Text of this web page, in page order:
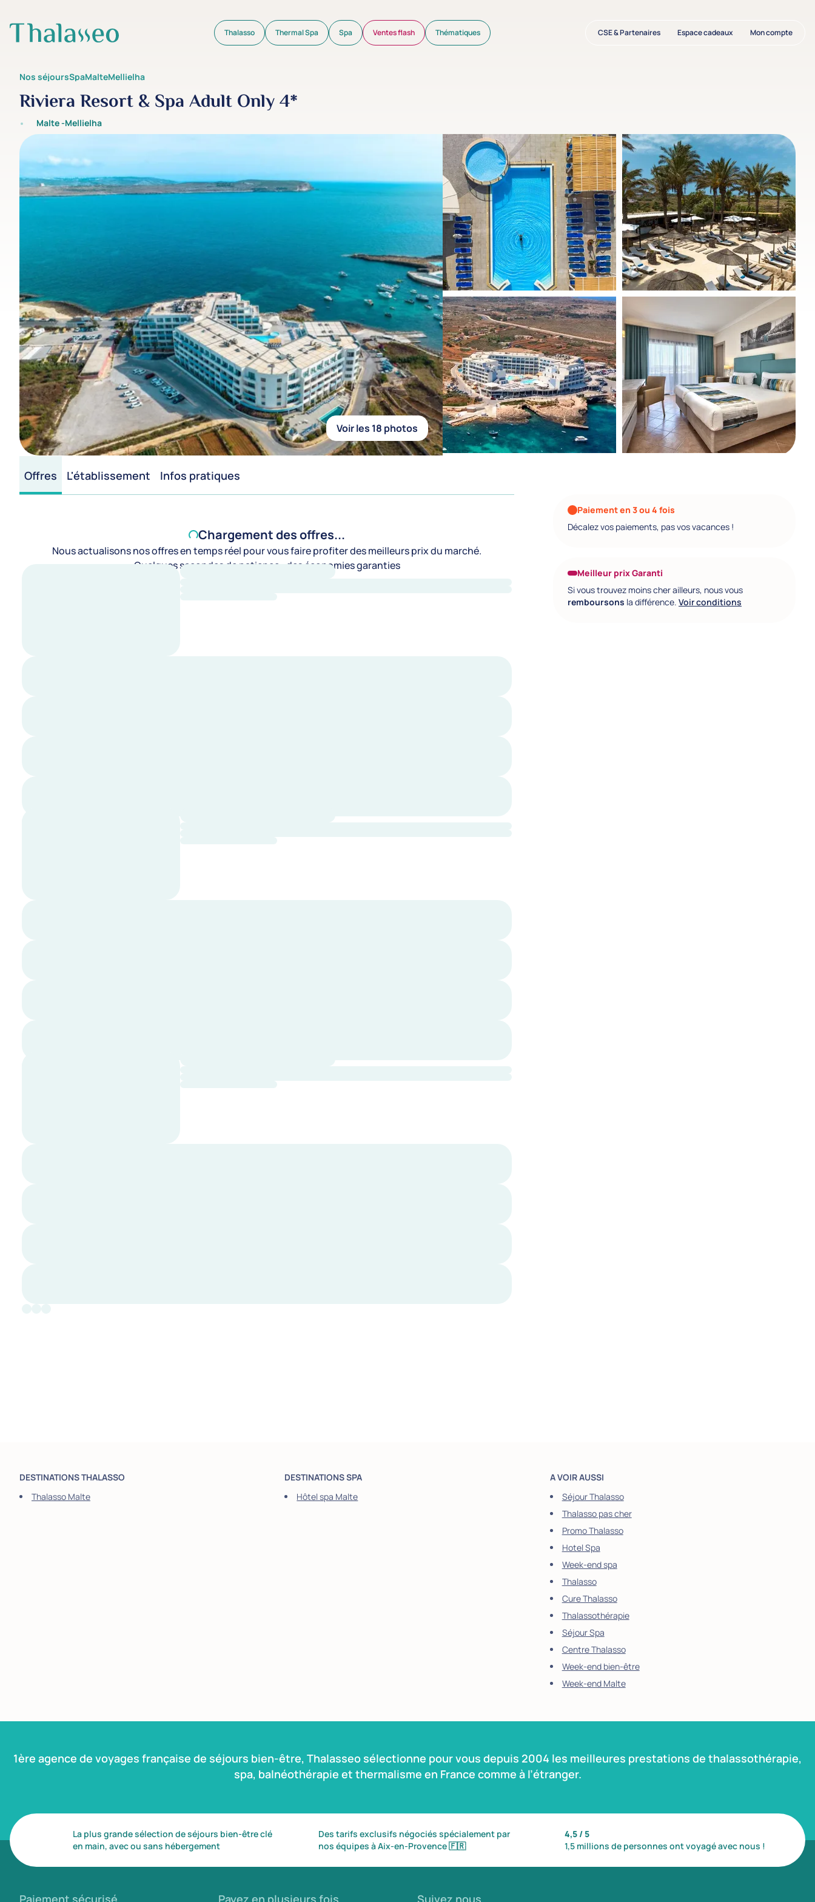
Aller au contenu principal Thalasso Thermal Spa Spa Ventes flash Thématiques CSE & Partenaires Espace cadeaux Mon compte
Nos séjours Spa Malte Mellielha
Riviera Resort & Spa Adult Only 4*
Malte -Mellielha
Voir les 18 photos
Offres L'établissement Infos pratiques
Chargement des offres...
Nous actualisons nos offres en temps réel pour vous faire profiter des meilleurs prix du marché.
Quelques secondes de patience : des économies garanties
Paiement en 3 ou 4 fois
Décalez vos paiements, pas vos vacances !
Meilleur prix Garanti
Si vous trouvez moins cher ailleurs, nous vous
remboursons la différence. Voir conditions
DESTINATIONS THALASSO
Thalasso Malte
DESTINATIONS SPA
Hôtel spa Malte
A VOIR AUSSI
Séjour Thalasso
Thalasso pas cher
Promo Thalasso
Hotel Spa
Week-end spa
Thalasso
Cure Thalasso
Thalassothérapie
Séjour Spa
Centre Thalasso
Week-end bien-être
Week-end Malte
1ère agence de voyages française de séjours bien-être, Thalasseo sélectionne pour vous depuis 2004 les meilleures prestations de thalassothérapie,
spa, balnéothérapie et thermalisme en France comme à l’étranger.
La plus grande sélection de séjours bien-être clé
en main, avec ou sans hébergement
Des tarifs exclusifs négociés spécialement par
nos équipes à Aix-en-Provence🇫🇷
4,5 / 5
1,5 millions de personnes ont voyagé avec nous !
Paiement sécurisé Payez en plusieurs fois Suivez nous